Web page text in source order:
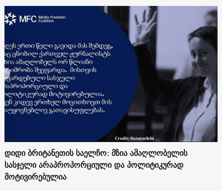
დიდი ბრიტანეთის საელჩო: მზია ამაღლობელის
სასჯელი არაპროპორციული და პოლიტიკურად
მოტივირებულია